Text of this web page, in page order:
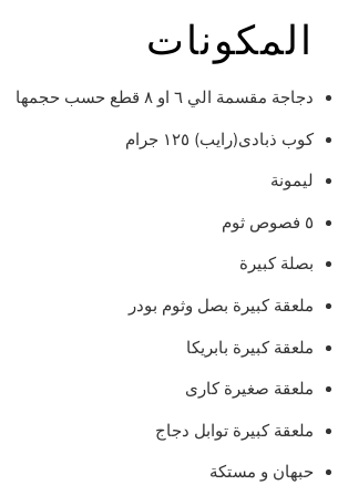
المكونات
دجاجة مقسمة الي ٦ او ٨ قطع حسب حجمها
كوب ذبادى(رايب) ١٢٥ جرام
ليمونة
٥ فصوص ثوم
بصلة كبيرة
ملعقة كبيرة بصل وثوم بودر
ملعقة كبيرة بابريكا
ملعقة صغيرة كارى
ملعقة كبيرة توابل دجاج
حبهان و مستكة